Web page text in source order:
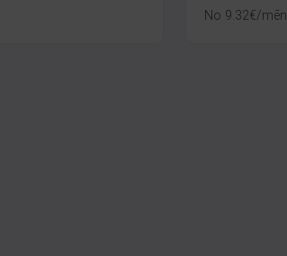
No 9.32€/mēn.